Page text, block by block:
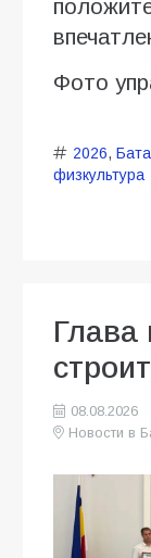
Фото
2026,
физкультура
Глава
08.08.2026
Новости в